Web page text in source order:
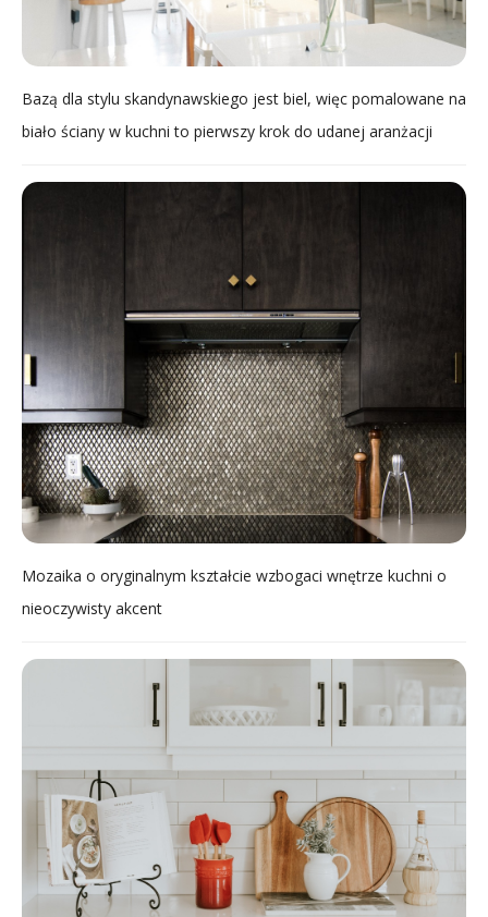
Bazą dla stylu skandynawskiego jest biel, więc pomalowane na
biało ściany w kuchni to pierwszy krok do udanej aranżacji
Mozaika o oryginalnym kształcie wzbogaci wnętrze kuchni o
nieoczywisty akcent